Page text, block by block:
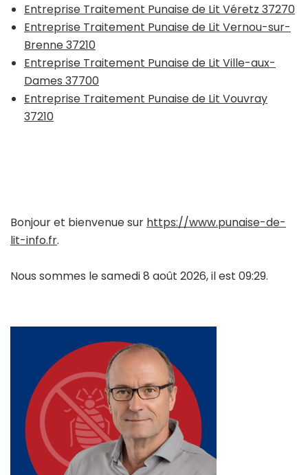
Entreprise Traitement Punaise de Lit Véretz 37270
Entreprise Traitement Punaise de Lit Vernou-sur-
Brenne 37210
Entreprise Traitement Punaise de Lit Ville-aux-
Dames 37700
Entreprise Traitement Punaise de Lit Vouvray
37210
Bonjour et bienvenue sur https://www.punaise-de-
lit-info.fr.
Nous sommes le samedi 8 août 2026, il est 09:29.